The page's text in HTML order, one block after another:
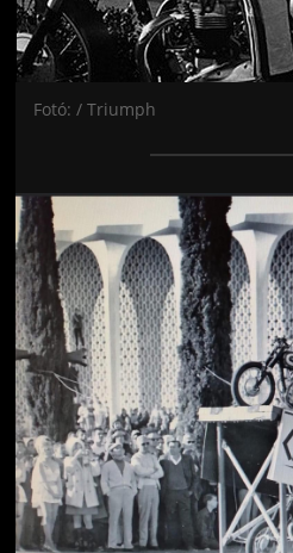
Fotó: / Triumph
Jön